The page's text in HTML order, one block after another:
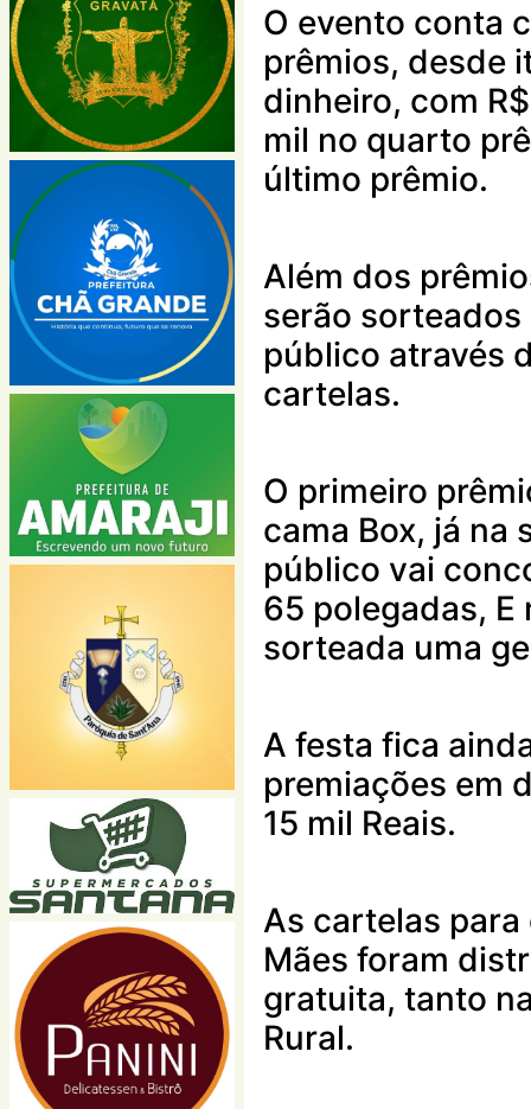
O evento conta
prêmios, desde
dinheiro, com
mil no quarto
último prêmio.
Além dos
serão
público através
cartelas.
O primeiro
cama Box, já na
público vai
65 polegadas, E
sorteada uma
A festa fica
premiações em
15 mil Reais.
As cartelas
Mães foram
gratuita, tanto
Rural.